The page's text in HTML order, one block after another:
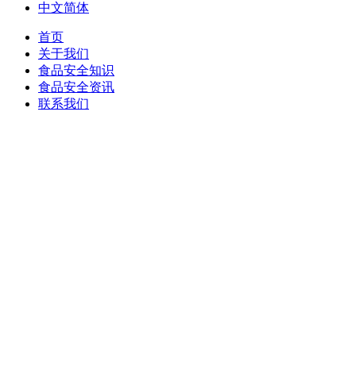
中文简体
首页
关于我们
食品安全知识
食品安全资讯
联系我们